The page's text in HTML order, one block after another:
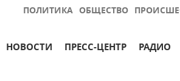
ПОЛИТИКА ОБЩЕСТВО
НОВОСТИ ПРЕСС-ЦЕНТР РАДИО